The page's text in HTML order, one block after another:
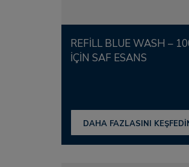
REFILL BLUE WASH – 100% YÜN KURUTMA TOPLARI
IÇIN SAF ESANS
DAHA FAZLASINI